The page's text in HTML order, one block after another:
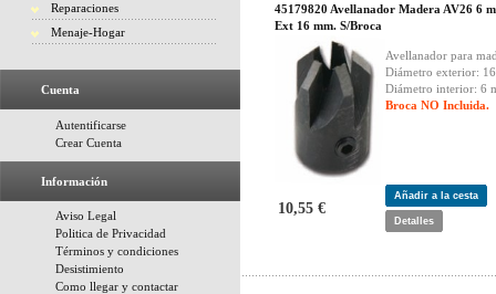
Reparaciones
Menaje-Hogar
Cuenta
Autentificarse
Crear Cuenta
Información
Aviso Legal
Politica de Privacidad
Términos y condiciones
Desistimiento
Como llegar y contactar
45179820 Avellanador Madera AV26 6
Ext 16 mm. S/Broca
Avellanador para
Diámetro exterior:
Diámetro interior: 6
Broca NO Incluida.
10,55 €
Añadir a la cesta
Detalles